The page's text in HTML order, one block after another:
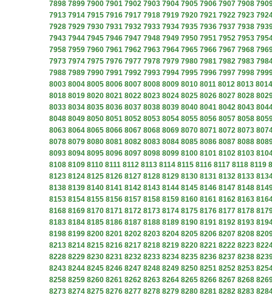
7898 7899 7900 7901 7902 7903 7904 7905 7906 7907 7908
7913 7914 7915 7916 7917 7918 7919 7920 7921 7922 7923
7928 7929 7930 7931 7932 7933 7934 7935 7936 7937 7938
7943 7944 7945 7946 7947 7948 7949 7950 7951 7952 7953
7958 7959 7960 7961 7962 7963 7964 7965 7966 7967 7968
7973 7974 7975 7976 7977 7978 7979 7980 7981 7982 7983
7988 7989 7990 7991 7992 7993 7994 7995 7996 7997 7998
8003 8004 8005 8006 8007 8008 8009 8010 8011 8012 8013 8014
8018 8019 8020 8021 8022 8023 8024 8025 8026 8027 8028
8033 8034 8035 8036 8037 8038 8039 8040 8041 8042 8043
8048 8049 8050 8051 8052 8053 8054 8055 8056 8057 8058
8063 8064 8065 8066 8067 8068 8069 8070 8071 8072 8073
8078 8079 8080 8081 8082 8083 8084 8085 8086 8087 8088
8093 8094 8095 8096 8097 8098 8099 8100 8101 8102 8103
8108 8109 8110 8111 8112 8113 8114 8115 8116 8117 8118 8119
8123 8124 8125 8126 8127 8128 8129 8130 8131 8132 8133
8138 8139 8140 8141 8142 8143 8144 8145 8146 8147 8148
8153 8154 8155 8156 8157 8158 8159 8160 8161 8162 8163
8168 8169 8170 8171 8172 8173 8174 8175 8176 8177 8178
8183 8184 8185 8186 8187 8188 8189 8190 8191 8192 8193
8198 8199 8200 8201 8202 8203 8204 8205 8206 8207 8208
8213 8214 8215 8216 8217 8218 8219 8220 8221 8222 8223
8228 8229 8230 8231 8232 8233 8234 8235 8236 8237 8238
8243 8244 8245 8246 8247 8248 8249 8250 8251 8252 8253
8258 8259 8260 8261 8262 8263 8264 8265 8266 8267 8268
8273 8274 8275 8276 8277 8278 8279 8280 8281 8282 8283